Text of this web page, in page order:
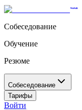
Собеседование
Обучение
Резюме
Собеседование
Тарифы
Войти